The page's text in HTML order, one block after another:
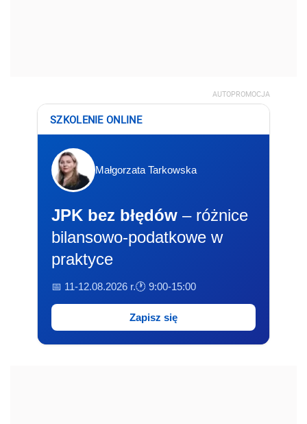
AUTOPROMOCJA
SZKOLENIE ONLINE
Małgorzata Tarkowska
JPK bez błędów – różnice
bilansowo-podatkowe w
praktyce
📅 11-12.08.2026 r.🕐 9:00-15:00
Zapisz się